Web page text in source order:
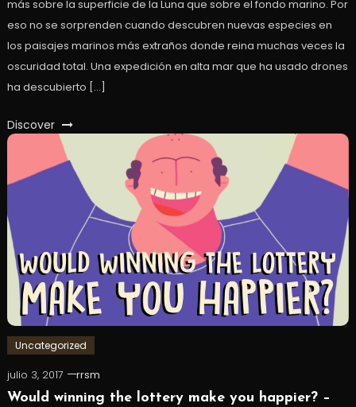
más sobre la superficie de la Luna que sobre el fondo marino. Por
eso no se sorprenden cuando descubren nuevas especies en
los paisajes marinos más extraños donde reina muchas veces la
oscuridad total. Una expedición en alta mar que ha usado drones
ha descubierto […]
Discover
Uncategorized
julio 3, 2017
rrsm
Would winning the lottery make you happier? –